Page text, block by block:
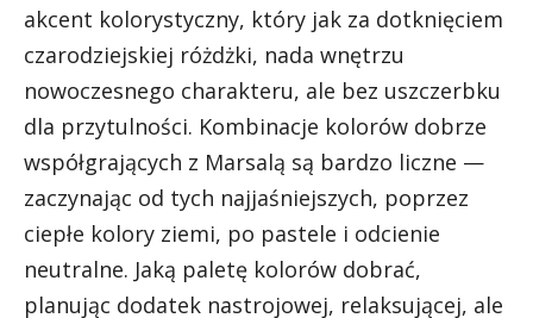
akcent kolorystyczny, który jak za dotknięciem
czarodziejskiej różdżki, nada wnętrzu
nowoczesnego charakteru, ale bez uszczerbku
dla przytulności. Kombinacje kolorów dobrze
współgrających z Marsalą są bardzo liczne —
zaczynając od tych najjaśniejszych, poprzez
ciepłe kolory ziemi, po pastele i odcienie
neutralne. Jaką paletę kolorów dobrać,
planując dodatek nastrojowej, relaksującej, ale